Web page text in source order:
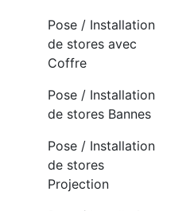
Pose / Installation
de stores avec
Coffre
Pose / Installation
de stores Bannes
Pose / Installation
de stores
Projection